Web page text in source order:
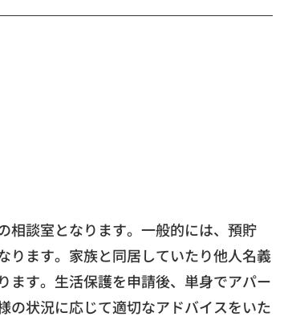
相談室となります。一般的には、預貯
ります。家族と同居していたり他人名義
ます。生活保護を申請後、単身でアパー
の状況に応じて適切なアドバイスをいた